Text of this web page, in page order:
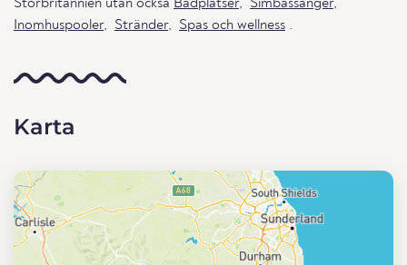
Storbritannien utan också Badplatser, Simbassänger,
Inomhuspooler, Stränder, Spas och wellness .
Karta